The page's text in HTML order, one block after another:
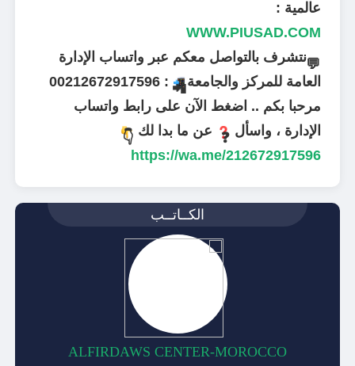
عالمية :
WWW.PIUSAD.COM
💬نتشرف بالتواصل معكم عبر واتساب الإدارة
العامة للمركز والجامعة📲
: 00212672917596
مرحبا بكم .. اضغط الآن على رابط واتساب
الإدارة ، واسأل ❓ عن ما بدا لك 👇
https://wa.me/212672917596
الكــاتــب
ALFIRDAWS CENTER-MOROCCO